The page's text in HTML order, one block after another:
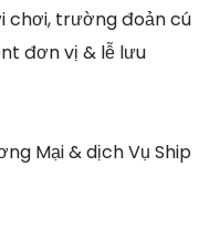
chơi, trường đoản cú
đơn vị & lễ lưu
Mại & dịch Vụ Ship